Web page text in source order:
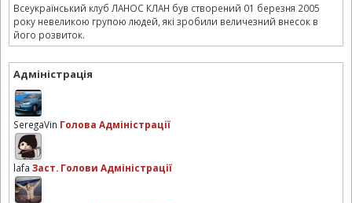
Всеукраїнський клуб ЛАНОС КЛАН був створений 01 березня 2005
року невеликою групою людей, які зробили величезний внесок в
його розвиток.
Адміністрація
SeregaVin Голова Адміністрації
lafa Заст. Голови Адміністрації